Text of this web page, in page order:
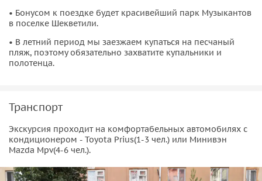
• Бонусом к поездке будет красивейший парк Музыкантов
в поселке Шекветили.
• В летний период мы заезжаем купаться на песчаный
пляж, поэтому обязательно захватите купальники и
полотенца.
Транспорт
Экскурсия проходит на комфортабельных автомобилях с
кондиционером - Toyota Prius(1-3 чел.) или Минивэн
Mazda Mpv(4-6 чел.).